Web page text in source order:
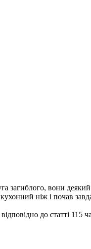
загиблого, вони
ніж і почав
до статті 115